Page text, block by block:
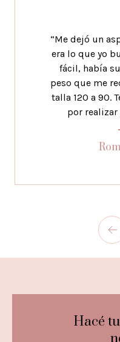
“Me dejó un
era lo que yo
fácil, había
peso que me
talla 120 a 90.
por realizar
Hacé